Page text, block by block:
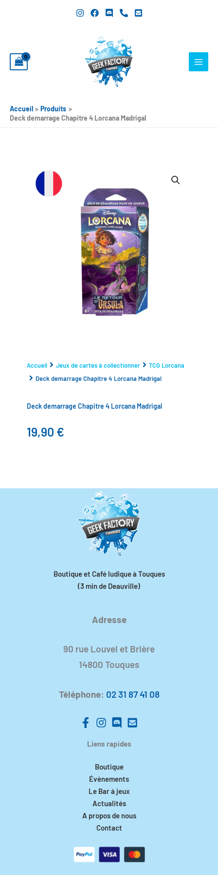
Accueil
Produits
Deck demarrage Chapitre 4 Lorcana Madrigal
Accueil Jeux de cartes à collectionner
TCG Lorcana
Deck demarrage Chapitre 4 Lorcana Madrigal
Deck demarrage Chapitre 4 Lorcana Madrigal
19,90 €
Boutique et Café ludique à Touques
(3 min de Deauville)
Adresse
90 rue Louvel et Brière
14800 Touques
Téléphone: 02 31 87 41 08
Liens rapides
Boutique
Évènements
Le Bar à jeux
Actualités
A propos de nous
Contact